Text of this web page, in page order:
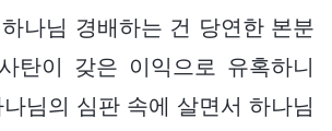
나님 경배하는 건 당연한 본분
탄이 갖은 이익으로 유혹하니
님의 심판 속에 살면서 하나님